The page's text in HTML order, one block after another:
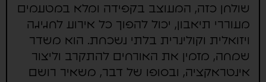
שולחן כזה, המעוצב בקפידה ומלא במטעמים
מעוררי תיאבון, יכול להפוך כל אירוע לחגיגה
ויזואלית וקולינרית בלתי נשכחת. הוא משדר
שמחה, מזמין את האורחים להתקרב וליצור
אינטראקציה, ובסופו של דבר, משאיר רושם